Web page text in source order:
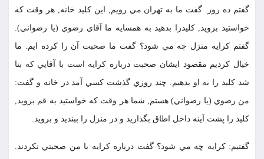
گفتم ده روز. گفت ما به تهران مي رويم, اين كليد خانه, هر وقت كه
خواستيد برويد, كليدرا بدهيد به همسايه ما آقاي رضوي (يا رضواني).
گفتم كرايه منزل چه مي شود؟ گفت ما صحبت آن را كرده ايم. ما
خيال كرديم مقصود ايشان صحبت درباره كرايه است با آقايي كه بنا
شد كليد را به او بدهيم. چند روزي گذشت كسي آمد در خانه و گفت:
من رضوي (يا رضواني) هستم, شما هر وقت كه خواستيد به قم برويد,
كليد را پشت آينه داخل اطاق بگذاريد و در منزل را ببنديد و برويد.
گفتيم: كرايه چه مي شود؟ گفت درباره كرايه با من صحبتي نكردند.